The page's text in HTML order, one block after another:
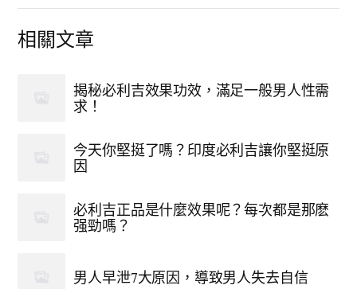
相關文章
揭秘必利吉效果功效，滿足一般男人性需
求！
今天你堅挺了嗎？印度必利吉讓你堅挺原
因
必利吉正品是什麼效果呢？每次都是那麽
强勁嗎？
男人早泄7大原因，導致男人失去自信